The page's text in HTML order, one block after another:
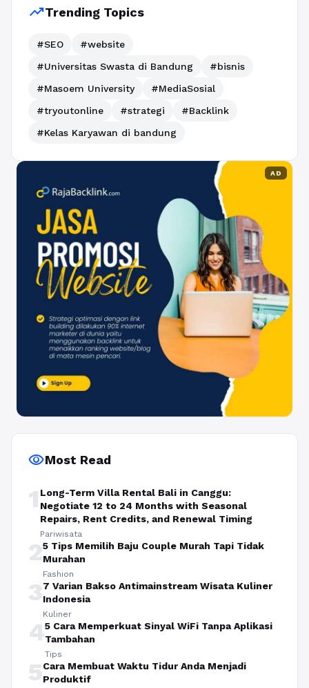
trending_upTrending Topics
#SEO
#website
#Universitas Swasta di Bandung
#bisnis
#Masoem University
#MediaSosial
#tryoutonline
#strategi
#Backlink
#Kelas Karyawan di bandung
AD
visibilityMost Read
1 Long-Term Villa Rental Bali in Canggu:
Negotiate 12 to 24 Months with Seasonal
Repairs, Rent Credits, and Renewal Timing
Pariwisata
25 Tips Memilih Baju Couple Murah Tapi Tidak
Murahan
Fashion
37 Varian Bakso Antimainstream Wisata Kuliner
Indonesia
Kuliner
45 Cara Memperkuat Sinyal WiFi Tanpa Aplikasi
Tambahan
Tips
5Cara Membuat Waktu Tidur Anda Menjadi
Produktif